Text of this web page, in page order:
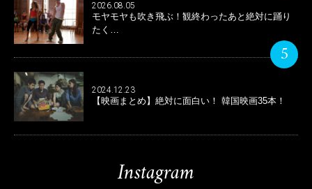
2026.08.05
モヤモヤも吹き飛ぶ！観終わったあと絶対に踊り
たく…
5
2024.12.23
【映画まとめ】絶対に面白い！ 韓国映画35本！
Instagram